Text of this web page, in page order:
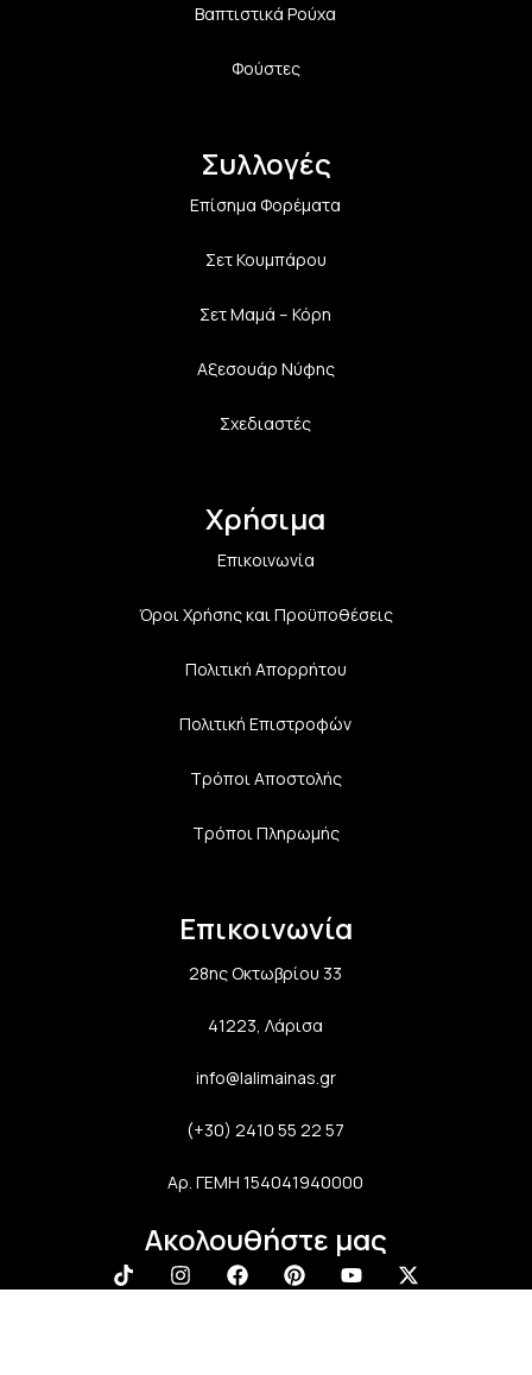
Βαπτιστικά Ρούχα
Φούστες
Συλλογές
Επίσημα Φορέματα
Σετ Κουμπάρου
Σετ Μαμά – Κόρη
Αξεσουάρ Νύφης
Σχεδιαστές
Χρήσιμα
Επικοινωνία
Όροι Χρήσης και Προϋποθέσεις
Πολιτική Aπορρήτου
Πολιτική Επιστροφών
Τρόποι Αποστολής
Τρόποι Πληρωμής
Επικοινωνία
28ης Οκτωβρίου 33
41223, Λάρισα
info@lalimainas.gr
(+30) 2410 55 22 57
Αρ. ΓΕΜΗ 154041940000
Ακολουθήστε μας